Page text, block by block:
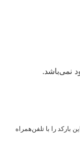
نمی‌باشد.
را با تلفن‌همراه